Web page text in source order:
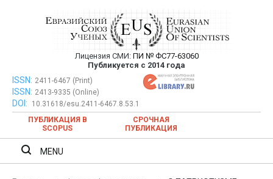
Евразийский Союз Ученых —
публикация научных статей в
ежемесячном научном журнале
Лицензия СМИ: ПИ № ФС77-63060
Публикуется с 2014 года
Евразийский Союз Ученых — публикация научных статей в
ежемесячном научном журнале
ISSN: 2411-6467 (Print)
ISSN: 2413-9335 (Online)
DOI:
10.31618/esu.2411-6467.8.53.1
ПУБЛИКАЦИЯ В
SCOPUS
СРОЧНАЯ
ПУБЛИКАЦИЯ
MENU